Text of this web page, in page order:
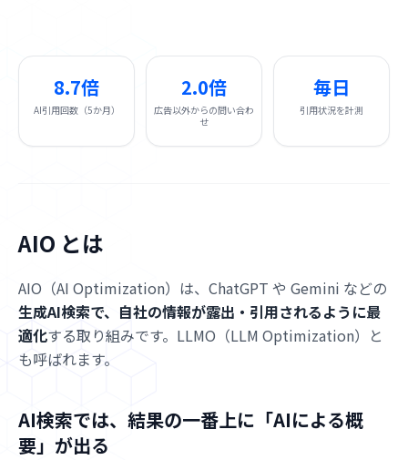
採
い
合
わ
せ
8.7倍
AI引用回数（5か月）
2.0倍
広告以外からの問い合わ
せ
毎日
引用状況を計測
AIO とは
AIO（AI Optimization）は、ChatGPT や Gemini などの
生成AI検索で、自社の情報が露出・引用されるように最
適化する取り組みです。LLMO（LLM Optimization）と
も呼ばれます。
AI検索では、結果の一番上に「AIによる概
要」が出る